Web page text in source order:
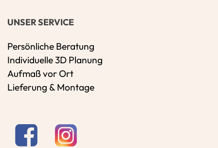
UNSER SERVICE
Persönliche Beratung
Individuelle 3D Planung
Aufmaß vor Ort
Lieferung & Montage